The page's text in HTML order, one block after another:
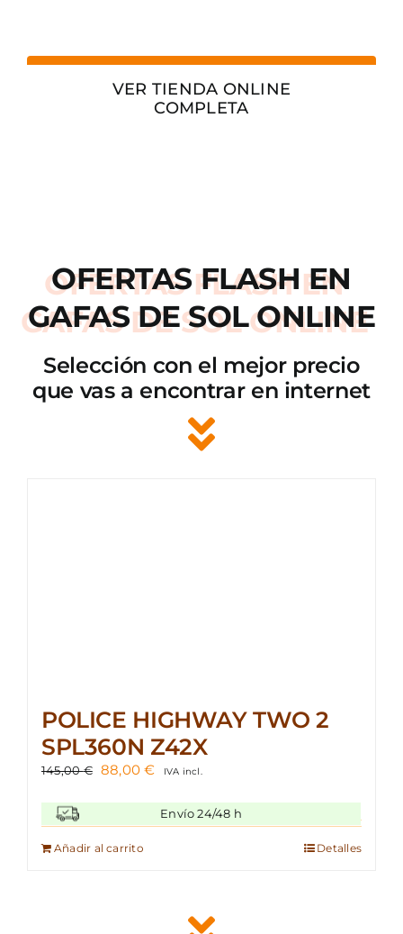
VER TIENDA ONLINE
COMPLETA
OFERTAS FLASH EN
GAFAS DE SOL ONLINE
Selección con el mejor precio
que vas a encontrar en internet
POLICE HIGHWAY TWO 2
SPL360N Z42X
145,00€ El
original
era:
145,00 €.
88,00€ El
actual
es:
IVA incl.
Envío 24/48 h
Añadir al carrito Detalles